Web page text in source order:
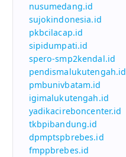
nusumedang.id
sujokindonesia.id
pkbcilacap.id
sipidumpati.id
spero-smp2kendal.id
pendismalukutengah.id
pmbunivbatam.id
igimalukutengah.id
yadikacireboncenter.id
tkbpibandung.id
dpmptspbrebes.id
fmppbrebes.id